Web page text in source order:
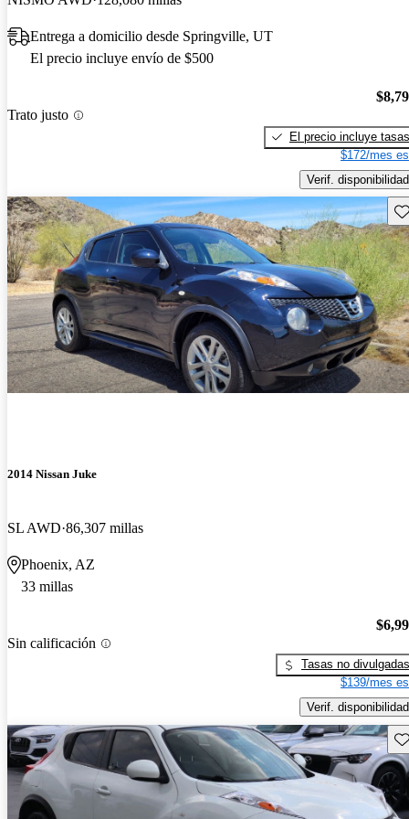
Entrega a domicilio desde Springville, UT
El precio incluye envío de $500
Trato justo
El precio incluye tasas
$172/mes
Verif. disponibilidad
2014 Nissan Juke
SL AWD 86,307 millas
Phoenix, AZ
33 millas
Sin calificación
Tasas no divulgadas
$139/mes
Verif. disponibilidad